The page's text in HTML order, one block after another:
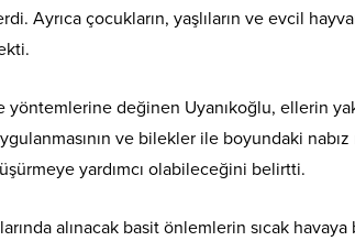
Ayrıca çocukların, yaşlıların ve evcil
yöntemlerine değinen Uyanıkoğlu, ellerin
ve bilekler ile boyundaki
yardımcı olabileceğini belirtti.
alınacak basit önlemlerin sıcak havaya